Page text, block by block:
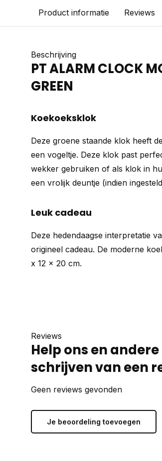
Product informatie Reviews
Beschrijving
PT ALARM CLOCK
GREEN
Koekoeksklok
Deze groene staande klok heeft
een vogeltje. Deze klok past
wekker gebruiken of als klok in
een vrolijk deuntje (indien
Leuk cadeau
Deze hedendaagse interpretatie
origineel cadeau. De moderne
x 12 x 20 cm.
Reviews
Help ons en
schrijven van een
Geen reviews gevonden
Je beoordeling toevoegen